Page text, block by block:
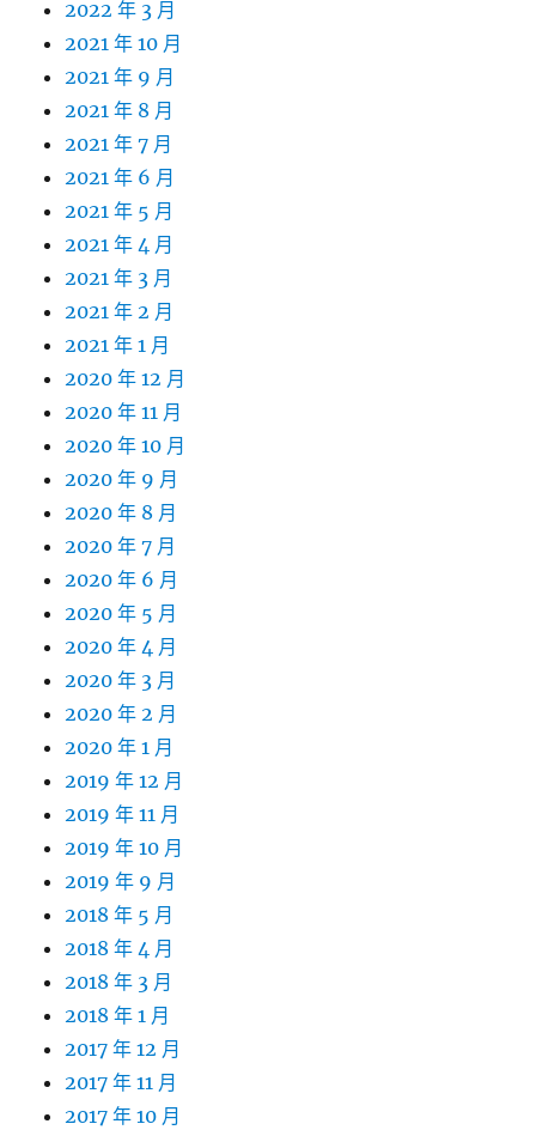
2022 年 3 月
2021 年 10 月
2021 年 9 月
2021 年 8 月
2021 年 7 月
2021 年 6 月
2021 年 5 月
2021 年 4 月
2021 年 3 月
2021 年 2 月
2021 年 1 月
2020 年 12 月
2020 年 11 月
2020 年 10 月
2020 年 9 月
2020 年 8 月
2020 年 7 月
2020 年 6 月
2020 年 5 月
2020 年 4 月
2020 年 3 月
2020 年 2 月
2020 年 1 月
2019 年 12 月
2019 年 11 月
2019 年 10 月
2019 年 9 月
2018 年 5 月
2018 年 4 月
2018 年 3 月
2018 年 1 月
2017 年 12 月
2017 年 11 月
2017 年 10 月